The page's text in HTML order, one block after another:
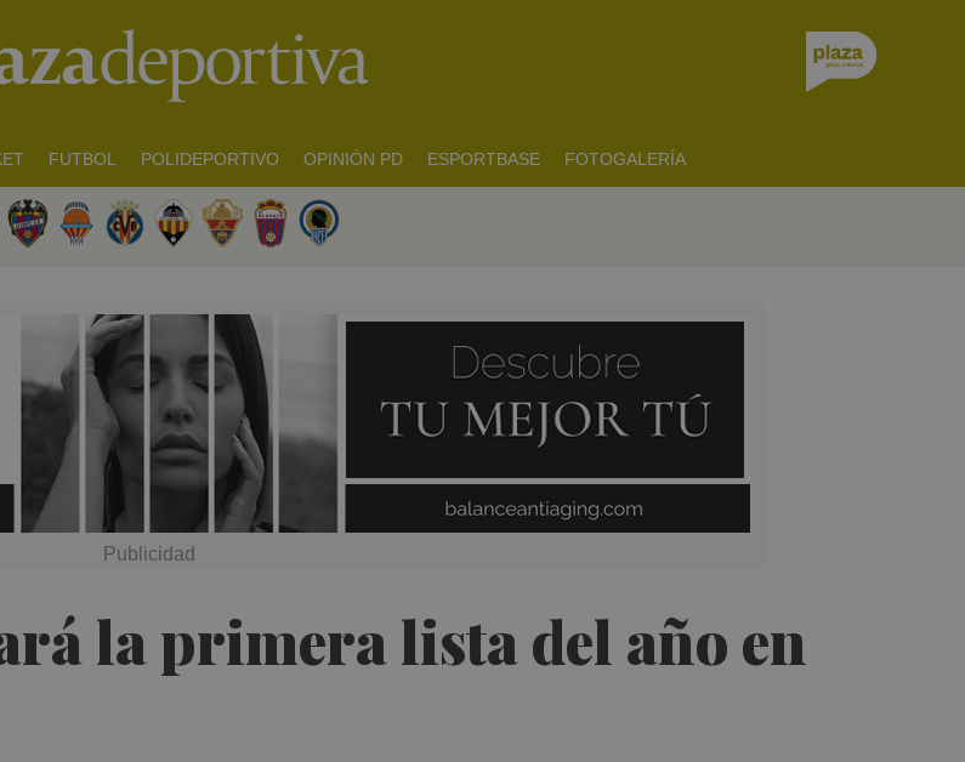
FUTBOL POLIDEPORTIVO OPINIÓN PD ESPORTBASE FOTOGALERÍA
la primera lista del año en